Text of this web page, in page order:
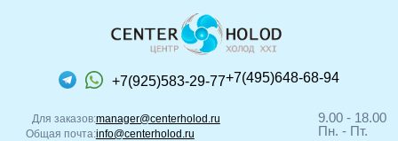
+7(925)583-29-77+7(495)648-68-94
Для заказов:manager@centerholod.ru
Общая почта:info@centerholod.ru
9.00 - 18.00
Пн. - Пт.